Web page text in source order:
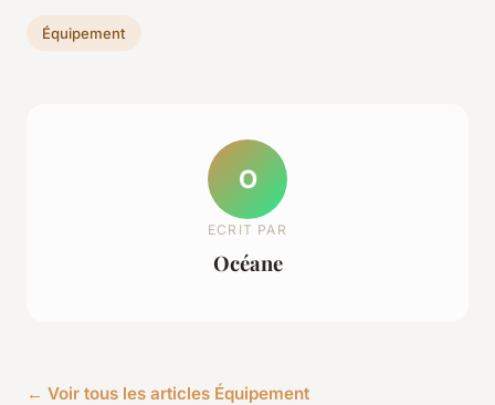
Équipement
O
ECRIT PAR
Océane
← Voir tous les articles Équipement